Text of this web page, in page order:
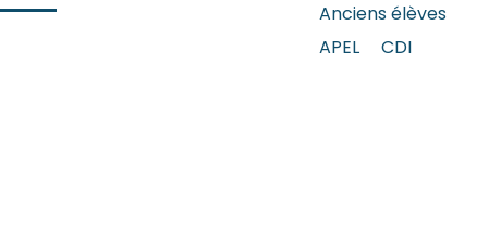
Anciens élèves
APEL
CDI